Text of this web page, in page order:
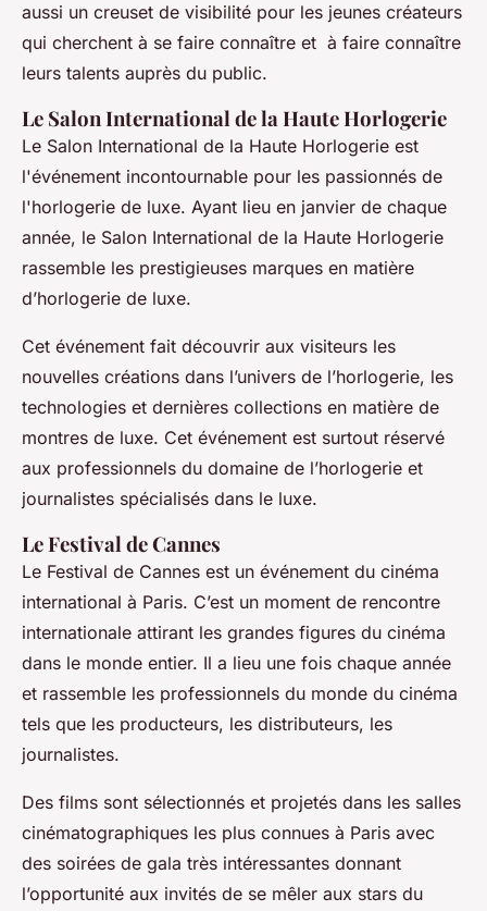
aussi un creuset de visibilité pour les jeunes créateurs
qui cherchent à se faire connaître et à faire connaître
leurs talents auprès du public.
Le Salon International de la Haute Horlogerie
Le Salon International de la Haute Horlogerie est
l'événement incontournable pour les passionnés de
l'horlogerie de luxe. Ayant lieu en janvier de chaque
année, le Salon International de la Haute Horlogerie
rassemble les prestigieuses marques en matière
d’horlogerie de luxe.
Cet événement fait découvrir aux visiteurs les
nouvelles créations dans l’univers de l’horlogerie, les
technologies et dernières collections en matière de
montres de luxe. Cet événement est surtout réservé
aux professionnels du domaine de l’horlogerie et
journalistes spécialisés dans le luxe.
Le Festival de Cannes
Le Festival de Cannes est un événement du cinéma
international à Paris. C’est un moment de rencontre
internationale attirant les grandes figures du cinéma
dans le monde entier. Il a lieu une fois chaque année
et rassemble les professionnels du monde du cinéma
tels que les producteurs, les distributeurs, les
journalistes.
Des films sont sélectionnés et projetés dans les salles
cinématographiques les plus connues à Paris avec
des soirées de gala très intéressantes donnant
l’opportunité aux invités de se mêler aux stars du